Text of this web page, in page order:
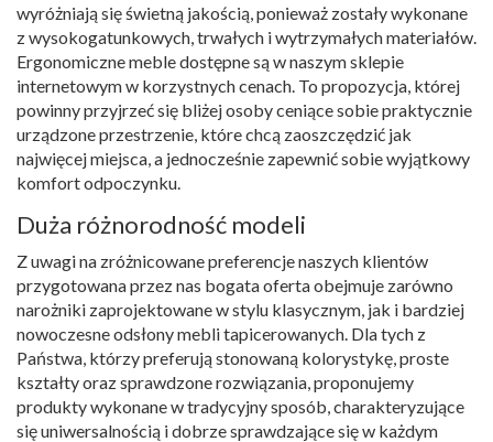
wyróżniają się świetną jakością, ponieważ zostały wykonane
z wysokogatunkowych, trwałych i wytrzymałych materiałów.
Ergonomiczne meble dostępne są w naszym sklepie
internetowym w korzystnych cenach. To propozycja, której
powinny przyjrzeć się bliżej osoby ceniące sobie praktycznie
urządzone przestrzenie, które chcą zaoszczędzić jak
najwięcej miejsca, a jednocześnie zapewnić sobie wyjątkowy
komfort odpoczynku.
Duża różnorodność modeli
Z uwagi na zróżnicowane preferencje naszych klientów
przygotowana przez nas bogata oferta obejmuje zarówno
narożniki zaprojektowane w stylu klasycznym, jak i bardziej
nowoczesne odsłony mebli tapicerowanych. Dla tych z
Państwa, którzy preferują stonowaną kolorystykę, proste
kształty oraz sprawdzone rozwiązania, proponujemy
produkty wykonane w tradycyjny sposób, charakteryzujące
się uniwersalnością i dobrze sprawdzające się w każdym